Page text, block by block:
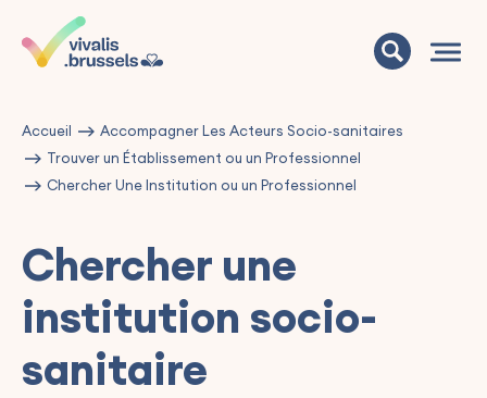
Accueil
Accompagner Les Acteurs Socio-sanitaires
Trouver un Établissement ou un Professionnel
Chercher Une Institution ou un Professionnel
Chercher une
institution socio-
sanitaire